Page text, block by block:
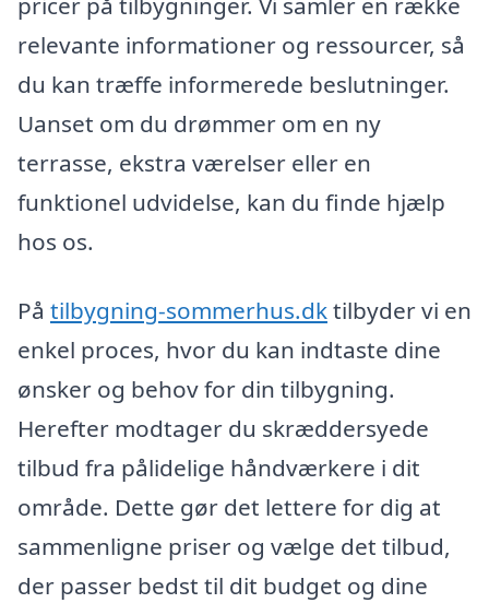
relevante informationer og ressourcer, så
du kan træffe informerede beslutninger.
Uanset om du drømmer om en ny
terrasse, ekstra værelser eller en
funktionel udvidelse, kan du finde hjælp
hos os.
På tilbygning-sommerhus.dktilbyder vi en
enkel proces, hvor du kan indtaste dine
ønsker og behov for din tilbygning.
Herefter modtager du skræddersyede
tilbud fra pålidelige håndværkere i dit
område. Dette gør det lettere for dig at
sammenligne priser og vælge det tilbud,
der passer bedst til dit budget og dine